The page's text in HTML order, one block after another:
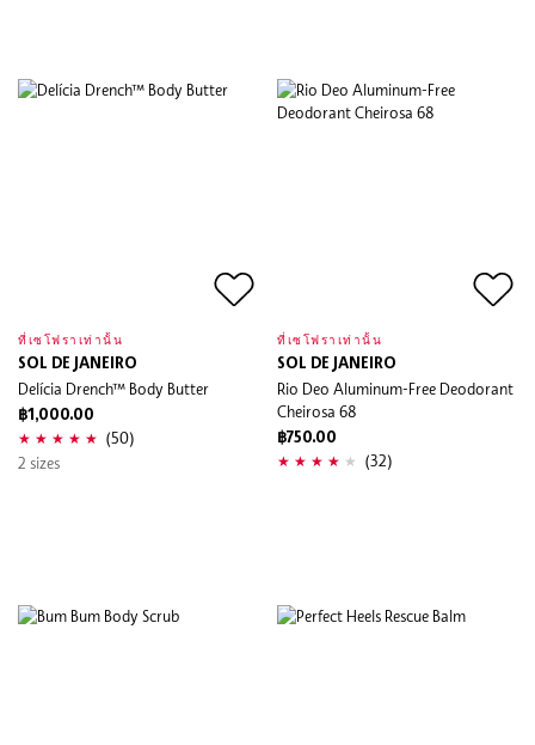
ที่เซโฟราเท่านั้น
SOL DE JANEIRO
Delícia Drench™ Body Butter
฿1,000.00
(50)
2 sizes
ที่เซโฟราเท่านั้น
SOL DE JANEIRO
Rio Deo Aluminum-Free Deodorant
Cheirosa 68
฿750.00
(32)